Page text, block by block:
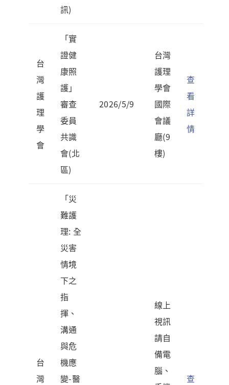
訊)
台
灣
護
理
學
會
「實
證健
康照
護」
審查
委員
共識
會(北
區)
2026/5/9
台灣
護理
學會
國際
會議
廳(9
樓)
查
看
詳
情
台
灣
「災
難護
理: 全
災害
情境
下之
指
揮、
溝通
與危
機應
變-醫
線上
視訊
請自
備電
腦、
查